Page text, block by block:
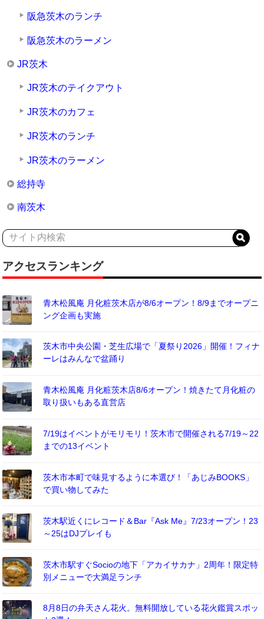
阪急茨木のランチ
阪急茨木のラーメン
JR茨木
JR茨木のテイクアウト
JR茨木のカフェ
JR茨木のランチ
JR茨木のラーメン
総持寺
南茨木
アクセスランキング
青木松風庵 月化粧茨木店が8/6オープン！8/9までオープニ
ング企画も実施
茨木市中央公園・芝生広場で「夏祭り2026」開催！フィナ
ーレはみんなで盆踊り
青木松風庵 月化粧茨木店8/6オープン！焼きたて月化粧の
取り扱いもある直営店
7/19はイベントがモリモリ！茨木市で開催される7/19～22
までの13イベント
茨木市本町で味見するように本選び！「あじみBOOKS」
で買い物してみた
茨木駅近くにレコード＆Bar『Ask Me』7/23オープン！23
～25はDJプレイも
茨木市駅すぐSocioの地下「アカイサカナ」2周年！限定特
別メニューで大満足ランチ
8月8日の弁天さん花火。無料開放している花火鑑賞スポッ